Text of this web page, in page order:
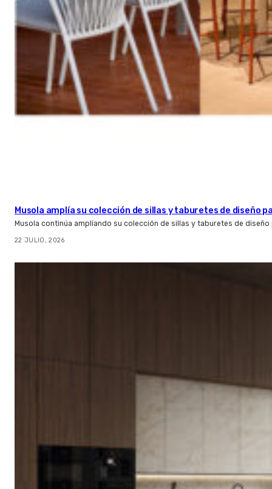
Musola amplía su colección de sillas y taburetes de diseño
Musola continúa ampliando su colección de sillas y taburetes de
22 JULIO, 2026